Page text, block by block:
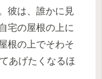
彼は、誰かに見
宅の屋根の上に
根の上でそわそ
あげたくなるほ